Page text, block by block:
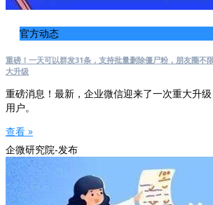
官方动态
重磅！一天可以群发31条，支持批量删除僵尸粉，朋友圈不
大升级
重磅消息！最新，企业微信迎来了一次重大升
用户。
查看 »
企微研究院-发布